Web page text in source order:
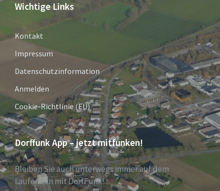
Wichtige Links
Kontakt
Impressum
Datenschutzinformation
Anmelden
Cookie-Richtlinie (EU)
Dorffunk App – jetzt mitfunken!
Bleiben Sie auch unterwegs immer auf dem
Laufenden mit DorfFunk!